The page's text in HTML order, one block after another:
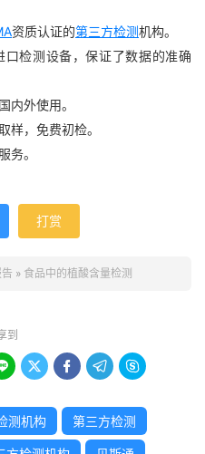
资质认证的第三方检测机构。
检测设备，保证了数据的准确
内外使用。
样，免费初检。
务。
打赏
» 食品中的植酸含量检测
到
   
测机构 第三方检测